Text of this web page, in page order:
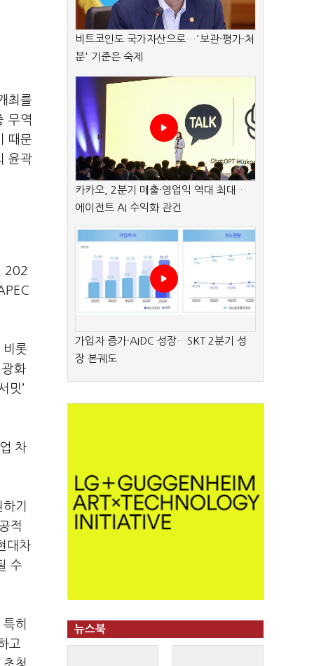
최를
무역
때문
윤곽
202
비롯
화
밋’
차
기
적
대차
수
특히
고
비트코인도 국가자산으로…'보관·평가·처
분' 기준은 숙제
카카오, 2분기 매출·영업익 역대 최대…
에이전트 AI 수익화 관건
가입자 증가·AIDC 성장…SKT 2분기 성
장 본궤도
뉴스북